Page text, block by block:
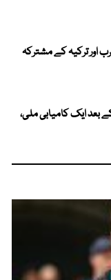
اور ترکیہ کے مشترکہ
بعد ایک کامیابی ملی،